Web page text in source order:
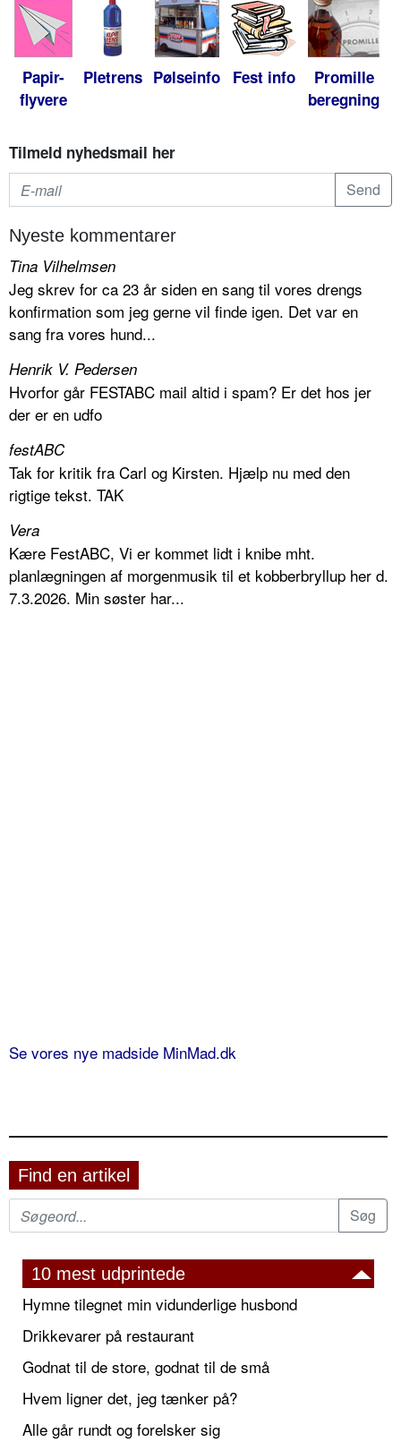
Papir-
flyvere
Pletrens Pølseinfo Fest info
Promille
beregning
Tilmeld nyhedsmail her
Nyeste kommentarer
Tina Vilhelmsen
Jeg skrev for ca 23 år siden en sang til vores drengs
konfirmation som jeg gerne vil finde igen. Det var en
sang fra vores hund...
Henrik V. Pedersen
Hvorfor går FESTABC mail altid i spam? Er det hos jer
der er en udfo
festABC
Tak for kritik fra Carl og Kirsten. Hjælp nu med den
rigtige tekst. TAK
Vera
Kære FestABC, Vi er kommet lidt i knibe mht.
planlægningen af morgenmusik til et kobberbryllup her d.
7.3.2026. Min søster har...
Se vores nye madside MinMad.dk
Find en artikel
10 mest udprintede
Hymne tilegnet min vidunderlige husbond
Drikkevarer på restaurant
Godnat til de store, godnat til de små
Hvem ligner det, jeg tænker på?
Alle går rundt og forelsker sig